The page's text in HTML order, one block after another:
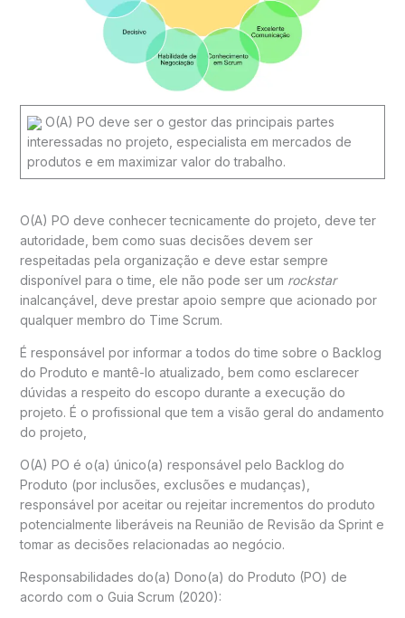
O(A) PO deve ser o gestor das principais partes
interessadas no projeto, especialista em mercados de
produtos e em maximizar valor do trabalho.
O(A) PO deve conhecer tecnicamente do projeto, deve ter
autoridade, bem como suas decisões devem ser
respeitadas pela organização e deve estar sempre
disponível para o time, ele não pode ser um rockstar
inalcançável, deve prestar apoio sempre que acionado por
qualquer membro do Time Scrum.
É responsável por informar a todos do time sobre o Backlog
do Produto e mantê-lo atualizado, bem como esclarecer
dúvidas a respeito do escopo durante a execução do
projeto. É o profissional que tem a visão geral do andamento
do projeto,
O(A) PO é o(a) único(a) responsável pelo Backlog do
Produto (por inclusões, exclusões e mudanças),
responsável por aceitar ou rejeitar incrementos do produto
potencialmente liberáveis na Reunião de Revisão da Sprint e
tomar as decisões relacionadas ao negócio.
Responsabilidades do(a) Dono(a) do Produto (PO) de
acordo com o Guia Scrum (2020):